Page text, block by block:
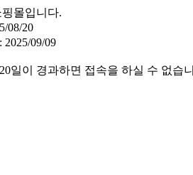
몰입니다.
08/20
09/09
일이 경과하면 접속을 하실 수 없습